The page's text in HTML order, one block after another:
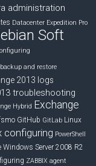
administration
Datacenter Expedition Pro
Soft
and restore
2013 logs
troubleshooting
Hybrid Exchange
GitHub GitLab Linux
configuring PowerShell
Windows Server 2008 R2
ZABBIX agent